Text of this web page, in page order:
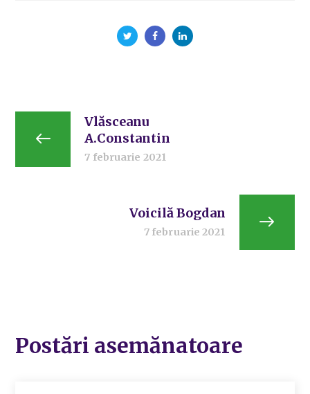
Vlăsceanu
A.Constantin
7 februarie 2021
Voicilă Bogdan
7 februarie 2021
Postări asemănatoare